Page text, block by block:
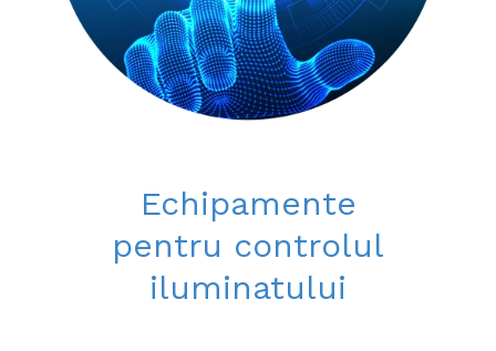
Echipamente
pentru controlul
iluminatului